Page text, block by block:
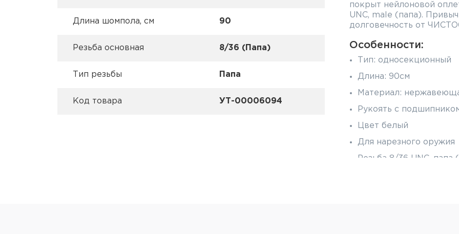
Длина шомпола, см 90
Резьба основная 8/36 (Папа)
Тип резьбы Папа
Код товара УТ-00006094
покрыт нейлоновой
UNC, male (папа).
долговечность от
Особенности:
Тип: односекционный
Длина: 90см
Материал:
Рукоять с
Цвет белый
Для нарезного оружия
Резьба 8/36 UNC, папа